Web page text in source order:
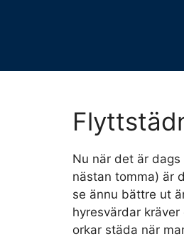
Nu när det är
nästan tomma) är
se ännu bättre ut
hyresvärdar
orkar städa när